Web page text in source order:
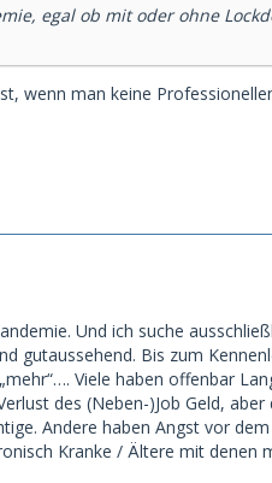
egal ob mit oder ohne
wenn man keine
Und ich suche
gutaussehend. Bis zum
Viele haben offenbar
des (Neben-)Job Geld, aber
Andere haben Angst vor
Kranke / Ältere mit denen